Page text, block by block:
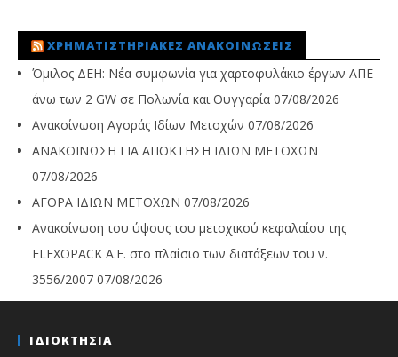
ΧΡΗΜΑΤΙΣΤΗΡΙΑΚΈΣ ΑΝΑΚΟΙΝΏΣΕΙΣ
Όμιλος ΔΕΗ: Νέα συμφωνία για χαρτοφυλάκιο έργων ΑΠΕ
άνω των 2 GW σε Πολωνία και Ουγγαρία 07/08/2026
Ανακοίνωση Αγοράς Ιδίων Μετοχών 07/08/2026
ΑΝΑΚΟΙΝΩΣΗ ΓΙΑ ΑΠΟΚΤΗΣΗ ΙΔΙΩΝ ΜΕΤΟΧΩΝ
07/08/2026
ΑΓΟΡΑ ΙΔΙΩΝ ΜΕΤΟΧΩΝ 07/08/2026
Ανακοίνωση του ύψους του μετοχικού κεφαλαίου της
FLEXOPACK A.E. στο πλαίσιο των διατάξεων του ν.
3556/2007 07/08/2026
ΙΔΙΟΚΤΗΣΙΑ